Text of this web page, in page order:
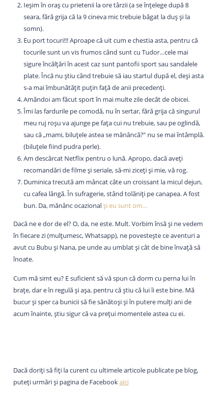
Ieșim în oraș cu prietenii la ore târzii (a se înțelege după 8
seara, fără grija că la 9 cineva mic trebuie băgat la duș și la
somn).
Eu port tocuri!!! Aproape că uit cum e chestia asta, pentru că
tocurile sunt un vis frumos când sunt cu Tudor…cele mai
sigure încălțări în acest caz sunt pantofii sport sau sandalele
plate. Încă nu știu când trebuie să iau startul după el, deși asta
s-a mai îmbunătățit puțin față de anii precedenți.
Amândoi am făcut sport în mai multe zile decât de obicei.
Îmi las fardurile pe comodă, nu în sertar, fără grija că singurul
meu ruj roșu va ajunge pe fața cui nu trebuie, sau pe oglindă,
sau că „mami, biluțele astea se mănâncă?” nu se mai întâmplă.
(biluțele fiind pudra perle).
Am descărcat Netflix pentru o lună. Apropo, dacă aveți
recomandări de filme și seriale, să-mi ziceți și mie, vă rog.
Duminica trecută am mâncat câte un croissant la micul dejun,
cu cafea lângă. În sufragerie, stând tolăniți pe canapea. A fost
bun. Da, mănânc ocazionalși eu sunt om…
Dacă ne e dor de el? O, da, ne este. Mult. Vorbim însă și ne vedem
în fiecare zi (mulțumesc, Whatsapp), ne povestește ce aventuri a
avut cu Bubu și Nana, pe unde au umblat și cât de bine învață să
înoate.
Cum mă simt eu? E suficient să vă spun că dorm cu perna lui în
brațe, dar e în regulă și așa, pentru că știu că lui îi este bine. Mă
bucur și sper ca bunicii să fie sănătoși și în putere mulți ani de
acum înainte, știu sigur că va prețui momentele astea cu ei.
Dacă doriți să fiți la curent cu ultimele articole publicate pe blog,
puteți urmări și pagina de Facebookaici